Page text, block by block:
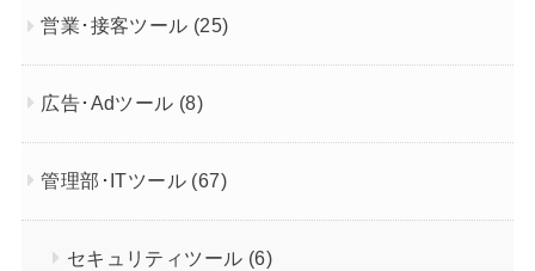
営業･接客ツール (25)
広告･Adツール (8)
管理部･ITツール (67)
セキュリティツール (6)